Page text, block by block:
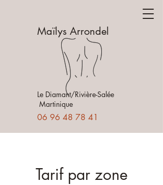
Maïlys Arrondel
Le Diamant/Rivière-Salée
Martinique
06 96 48 78 41
Tarif par zone